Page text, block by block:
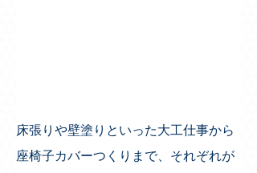
床張りや壁塗りといった大工仕事から
座椅子カバーつくりまで、それぞれが